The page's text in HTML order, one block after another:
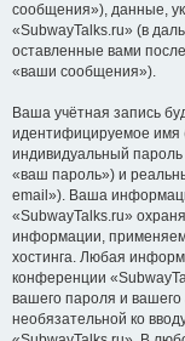
сообщения»), данные,
«SubwayTalks.ru» (в
оставленные вами
«ваши сообщения»).
Ваша учётная запись
идентифицируемое имя
индивидуальный
«ваш пароль») и
email»). Ваша
«SubwayTalks.ru»
информации,
хостинга. Любая
конференции
вашего пароля и
необязательной ко